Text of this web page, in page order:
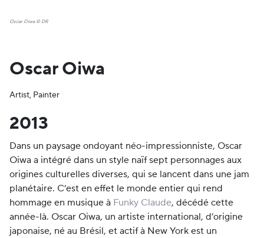
Oscar Oiwa © DR
Oscar Oiwa
Artist, Painter
2013
Dans un paysage ondoyant néo-impressionniste, Oscar
Oiwa a intégré dans un style naïf sept personnages aux
origines culturelles diverses, qui se lancent dans une jam
planétaire. C’est en effet le monde entier qui rend
hommage en musique à Funky Claude, décédé cette
année-là. Oscar Oiwa, un artiste international, d’origine
japonaise, né au Brésil, et actif à New York est un